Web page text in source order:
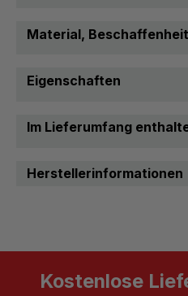
Material,
Eigenschaften
Im Lieferumfang
Herstellerinformationen
Kostenlose